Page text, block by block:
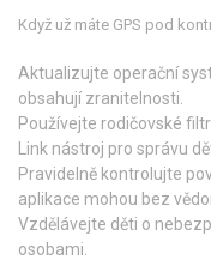
Když už máte GPS pod
Aktualizujte operační
obsahují zranitelnosti.
Používejte rodičovské
Link nástroj pro správu
Pravidelně kontrolujte
aplikace mohou bez
Vzdělávejte děti o
osobami.